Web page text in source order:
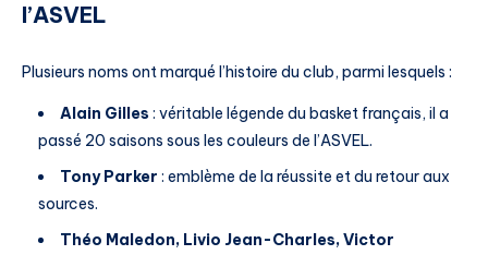
l’ASVEL
Plusieurs noms ont marqué l’histoire du club, parmi lesquels :
Alain Gilles : véritable légende du basket français, il a
passé 20 saisons sous les couleurs de l’ASVEL.
Tony Parker : emblème de la réussite et du retour aux
sources.
Théo Maledon, Livio Jean-Charles, Victor